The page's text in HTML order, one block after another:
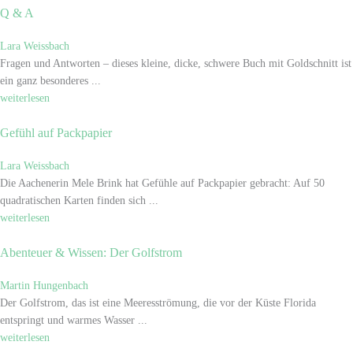
Q & A
Lara Weissbach
Fragen und Antworten – dieses kleine, dicke, schwere Buch mit Goldschnitt ist
ein ganz besonderes ...
weiterlesen
Gefühl auf Packpapier
Lara Weissbach
Die Aachenerin Mele Brink hat Gefühle auf Packpapier gebracht: Auf 50
quadratischen Karten finden sich ...
weiterlesen
Abenteuer & Wissen: Der Golfstrom
Martin Hungenbach
Der Golfstrom, das ist eine Meeresströmung, die vor der Küste Florida
entspringt und warmes Wasser ...
weiterlesen